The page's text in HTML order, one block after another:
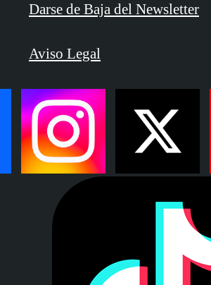
Darse de Baja del Newsletter
Aviso Legal